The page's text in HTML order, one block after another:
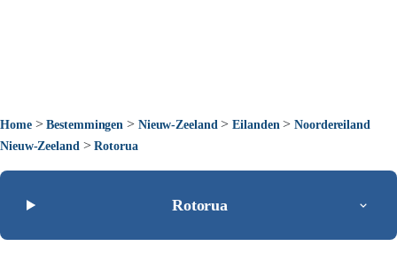
Home>Bestemmingen > Nieuw-Zeeland >Eilanden >Noordereiland
Nieuw-Zeeland >Rotorua
Rotorua